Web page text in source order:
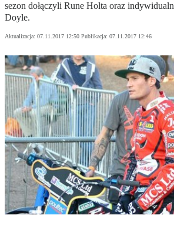
sezon dołączyli Rune Holta oraz
Doyle.
Aktualizacja: 07.11.2017 12:50 Publikacja: 07.11.2017 12:46